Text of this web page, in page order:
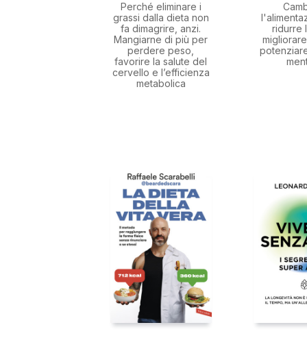
Perché eliminare i
grassi dalla dieta non
fa dimagrire, anzi.
Mangiarne di più per
perdere peso,
favorire la salute del
cervello e l’efficienza
metabolica
ridurre